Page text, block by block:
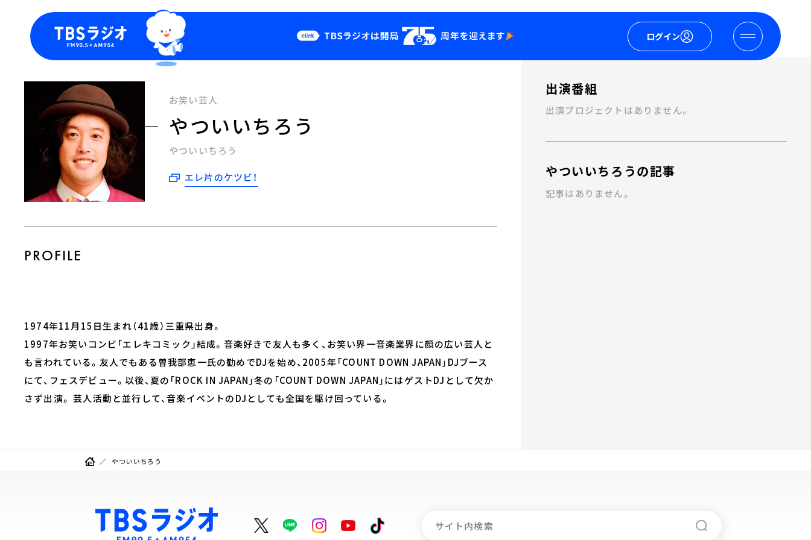
ログイン
今日の番組表
週間番組表
Podcast
お知らせ
お笑い芸人
やついいちろう
やついいちろう
エレ片のケツビ！
PROFILE
1974年11月15日生まれ（41歳）三重県出身。
1997年お笑いコンビ「エレキコミック」結成。音楽好きで友人も多く、お笑い界一音楽業界に顔の広い芸人と
も言われている。友人でもある曽我部恵一氏の勧めでDJを始め、2005年「COUNT DOWN JAPAN」DJブース
にて、フェスデビュー。以後、夏の「ROCK IN JAPAN」冬の「COUNT DOWN JAPAN」にはゲストDJとして欠か
さず出演。 芸人活動と並行して、音楽イベントのDJとしても全国を駆け回っている。
出演番組
出演プロジェクトはありません。
やついいちろうの記事
記事はありません。
やついいちろう